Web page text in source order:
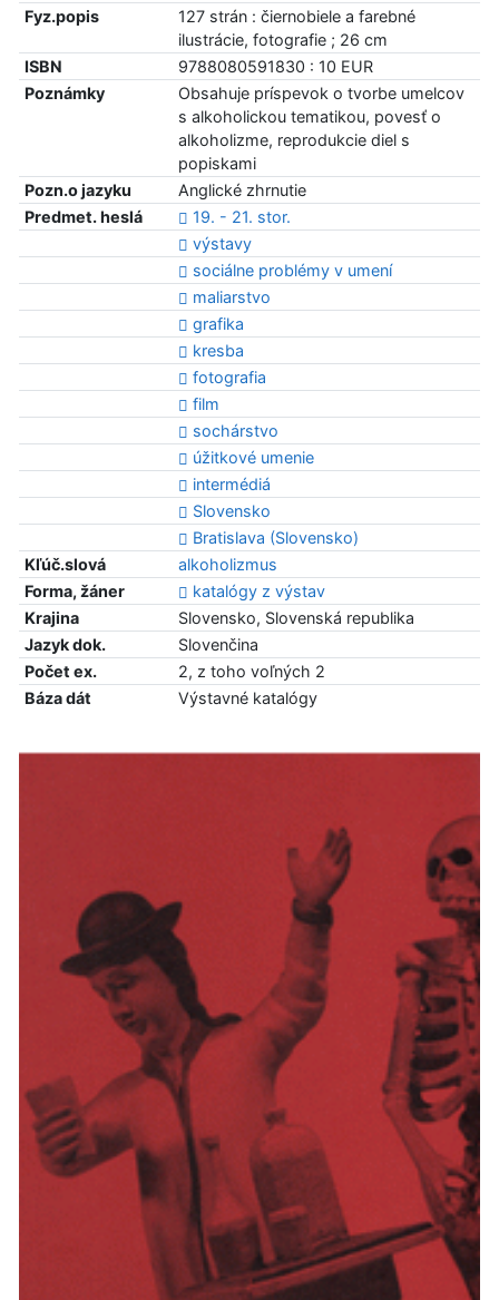
Fyz.popis
127 strán : čiernobiele a farebné
ilustrácie, fotografie ; 26 cm
ISBN
9788080591830 : 10 EUR
Poznámky
Obsahuje príspevok o tvorbe umelcov
s alkoholickou tematikou, povesť o
alkoholizme, reprodukcie diel s
popiskami
Pozn.o jazyku
Anglické zhrnutie
Predmet. heslá
19. - 21. stor.
výstavy
sociálne problémy v umení
maliarstvo
grafika
kresba
fotografia
film
sochárstvo
úžitkové umenie
intermédiá
Slovensko
Bratislava (Slovensko)
Kľúč.slová
alkoholizmus
Forma, žáner
katalógy z výstav
Krajina
Slovensko, Slovenská republika
Jazyk dok.
Slovenčina
Počet ex.
2, z toho voľných 2
Báza dát
Výstavné katalógy